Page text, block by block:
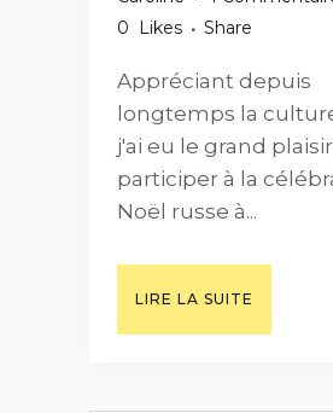
0
Likes Share
Appréciant depuis
longtemps la
j'ai eu le grand
participer à la
Noël russe à...
LIRE LA SUITE